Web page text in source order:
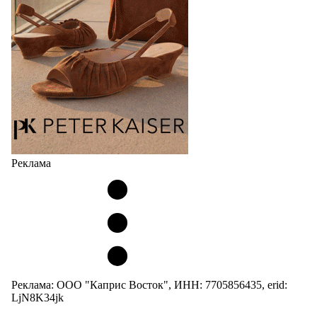
кроссовок обтекаемой формы и с тонкой подошвой).
Но в модели Miu Miu Bubble присутствует еще и…
05.08.2026 3038
Реклама
Реклама: ООО "Каприс Восток", ИНН: 7705856435, erid:
LjN8K34jk